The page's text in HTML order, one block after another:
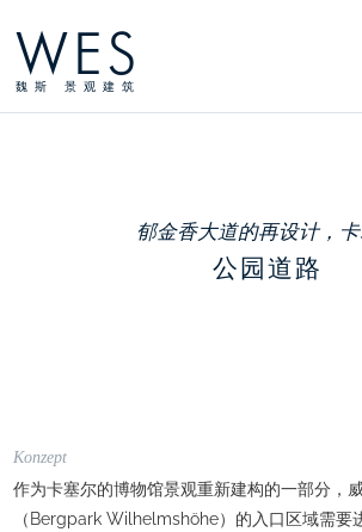
WES
魏斯 景观建筑
郁金香大道的再设计，
公园道路
Konzept
作为卡塞尔的博物馆景观重新建构的一部分，
（Bergpark Wilhelmshöhe）的入口区域需要